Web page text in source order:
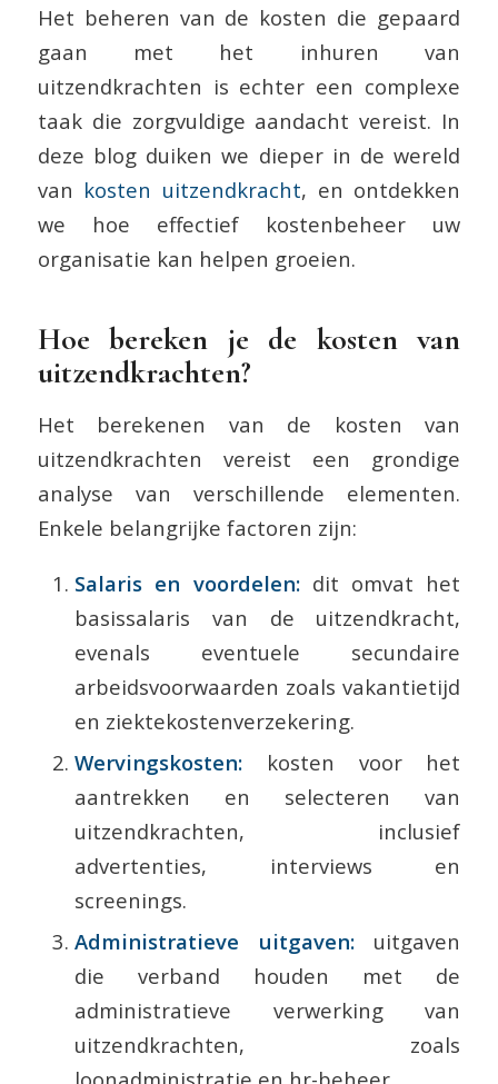
Het beheren van de kosten die gepaard
gaan met het inhuren van
uitzendkrachten is echter een complexe
taak die zorgvuldige aandacht vereist. In
deze blog duiken we dieper in de wereld
van kosten uitzendkracht, en ontdekken
we hoe effectief kostenbeheer uw
organisatie kan helpen groeien.
Hoe bereken je de kosten van
uitzendkrachten?
Het berekenen van de kosten van
uitzendkrachten vereist een grondige
analyse van verschillende elementen.
Enkele belangrijke factoren zijn:
Salaris en voordelen:dit omvat het
basissalaris van de uitzendkracht,
evenals eventuele secundaire
arbeidsvoorwaarden zoals vakantietijd
en ziektekostenverzekering.
Wervingskosten:kosten voor het
aantrekken en selecteren van
uitzendkrachten, inclusief
advertenties, interviews en
screenings.
Administratieve uitgaven:uitgaven
die verband houden met de
administratieve verwerking van
uitzendkrachten, zoals
loonadministratie en hr-beheer.